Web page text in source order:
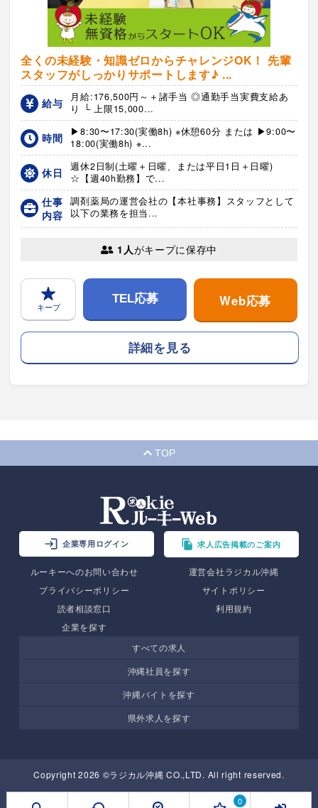
全くの未経験・知識ゼロからチャレンジOK！ 先輩
スタッフがしっかりサポートします♪ ...
給与
月給:176,500円～＋諸手当 ◎通勤手当実費支給あ
り └ 上限15,000...
時間
▶8:30〜17:30(実働8h) ※休憩60分 または ▶9:00〜
18:00(実働8h) ※...
休日
週休2日制(土曜＋日曜、または平日1日＋日曜)
☆【週40h勤務】で...
仕事
内容
調剤薬局の運営会社の【本社事務】スタッフとして
以下の業務を担当...
1人がキープに保存中
キープ
TEL応募 Web応募
詳細を見る
TOP
企業専用ログイン 求人広告掲載のご案内
ルーキーへのお問い合わせ
運営会社ラジカル沖縄
プライバシーポリシー
サイトポリシー
読者相談窓口
利用規約
企業を探す
すべての求人
沖縄社員を探す
沖縄バイトを探す
県外求人を探す
Copyright 2026 ©ラジカル沖縄 CO.,LTD. All right reserved.
0